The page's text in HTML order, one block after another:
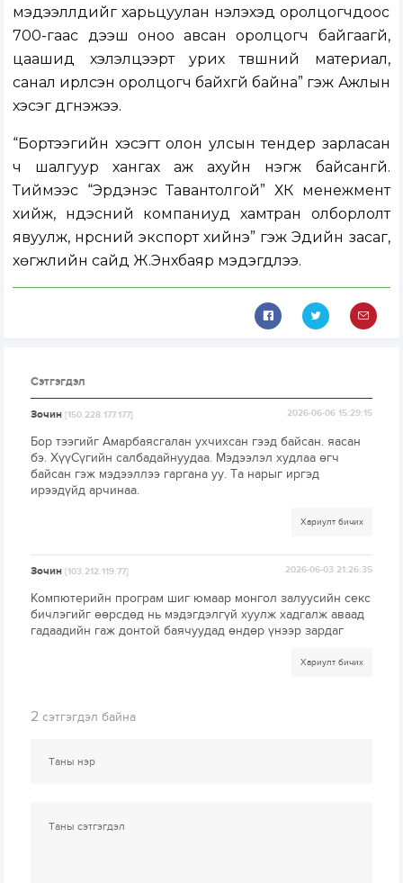
мэдээллүүдийг харьцуулан үнэлэхэд оролцогчдоос
700-гаас дээш оноо авсан оролцогч байгаагүй,
цаашид хэлэлцээрт урих түвшний материал,
санал ирүүлсэн оролцогч байхгүй байна” гэж Ажлын
хэсэг дүгнэжээ.
“Бортээгийн хэсэгт олон улсын тендер зарласан
ч шалгуур хангах аж ахуйн нэгж байсангүй.
Тиймээс “Эрдэнэс Тавантолгой” ХК менежмент
хийж, үндэсний компаниуд хамтран олборлолт
явуулж, нүүрсний экспорт хийнэ” гэж Эдийн засаг,
хөгжлийн сайд Ж.Энхбаяр мэдэгдлээ.
Сэтгэгдэл
Зочин[150.228.177.177] 2026-06-06 15:29:15
Бор тээгийг Амарбаясгалан ухчихсан гээд байсан. яасан
бэ. ХүүСүгийн салбадайнуудаа. Мэдээлэл худлаа өгч
байсан гэж мэдээллээ гаргана уу. Та нарыг иргэд
ирээдүйд арчинаа.
Хариулт бичих
Зочин[103.212.119.77] 2026-06-03 21:26:35
Компютерийн програм шиг юмаар монгол залуусийн секс
бичлэгийг өөрсдөд нь мэдэгдэлгүй хуулж хадгалж аваад
гадаадийн гаж донтой баячуудад өндөр үнээр зардаг
Хариулт бичих
2 сэтгэгдэл байна